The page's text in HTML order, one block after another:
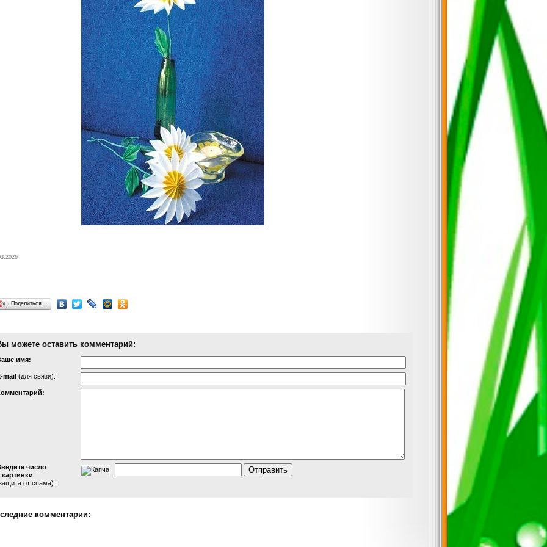
Поделиться…
можете оставить комментарий:
имя:
mail (для связи):
число
картинки
от спама):
комментарии: